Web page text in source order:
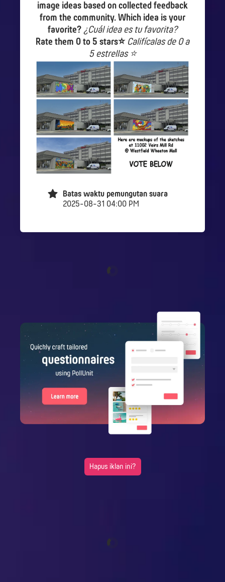
image ideas based on collected feedback
from the community. Which idea is your
favorite? ¿Cuál idea es tu favorita?
Rate them 0 to 5 stars⭐ Califícalas de 0 a
5 estrellas ⭐
Batas waktu pemungutan suara
2025-08-31 04:00 PM
Hapus iklan ini?